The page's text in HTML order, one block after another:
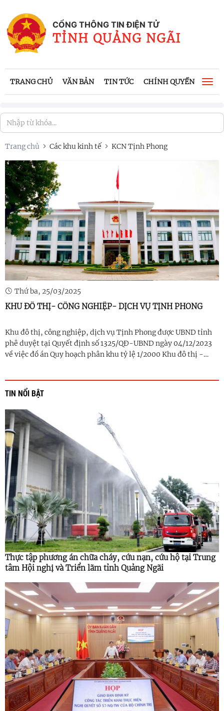
CỔNG THÔNG TIN ĐIỆN TỬ
TỈNH QUẢNG NGÃI
TRANG CHỦ VĂN BẢN TIN TỨC CHÍNH QUYỀN
Trang chủ Các khu kinh tế KCN Tịnh Phong
Thứ ba, 25/03/2025
KHU ĐÔ THỊ- CÔNG NGHIỆP- DỊCH VỤ TỊNH PHONG
Khu đô thị, công nghiệp, dịch vụ Tịnh Phong được UBND tỉnh
phê duyệt tại Quyết định số 1325/QĐ-UBND ngày 04/12/2023
về việc đồ án Quy hoạch phân khu tỷ lệ 1/2000 Khu đô thị -
TIN NỔI BẬT
Thực tập phương án chữa cháy, cứu nạn, cứu hộ tại Trung
tâm Hội nghị và Triển lãm tỉnh Quảng Ngãi